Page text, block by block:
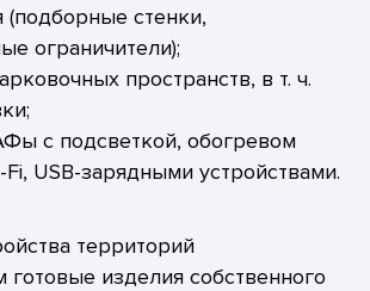
(подборные стенки,
ограничители);
пространств, в т. ч.
с подсветкой, обогревом
USB-зарядными устройствами.
территорий
изделия собственного